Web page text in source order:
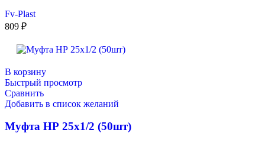
Fv-Plast
809 ₽
В корзину
Быстрый просмотр
Сравнить
Добавить в список желаний
Муфта НР 25х1/2 (50шт)